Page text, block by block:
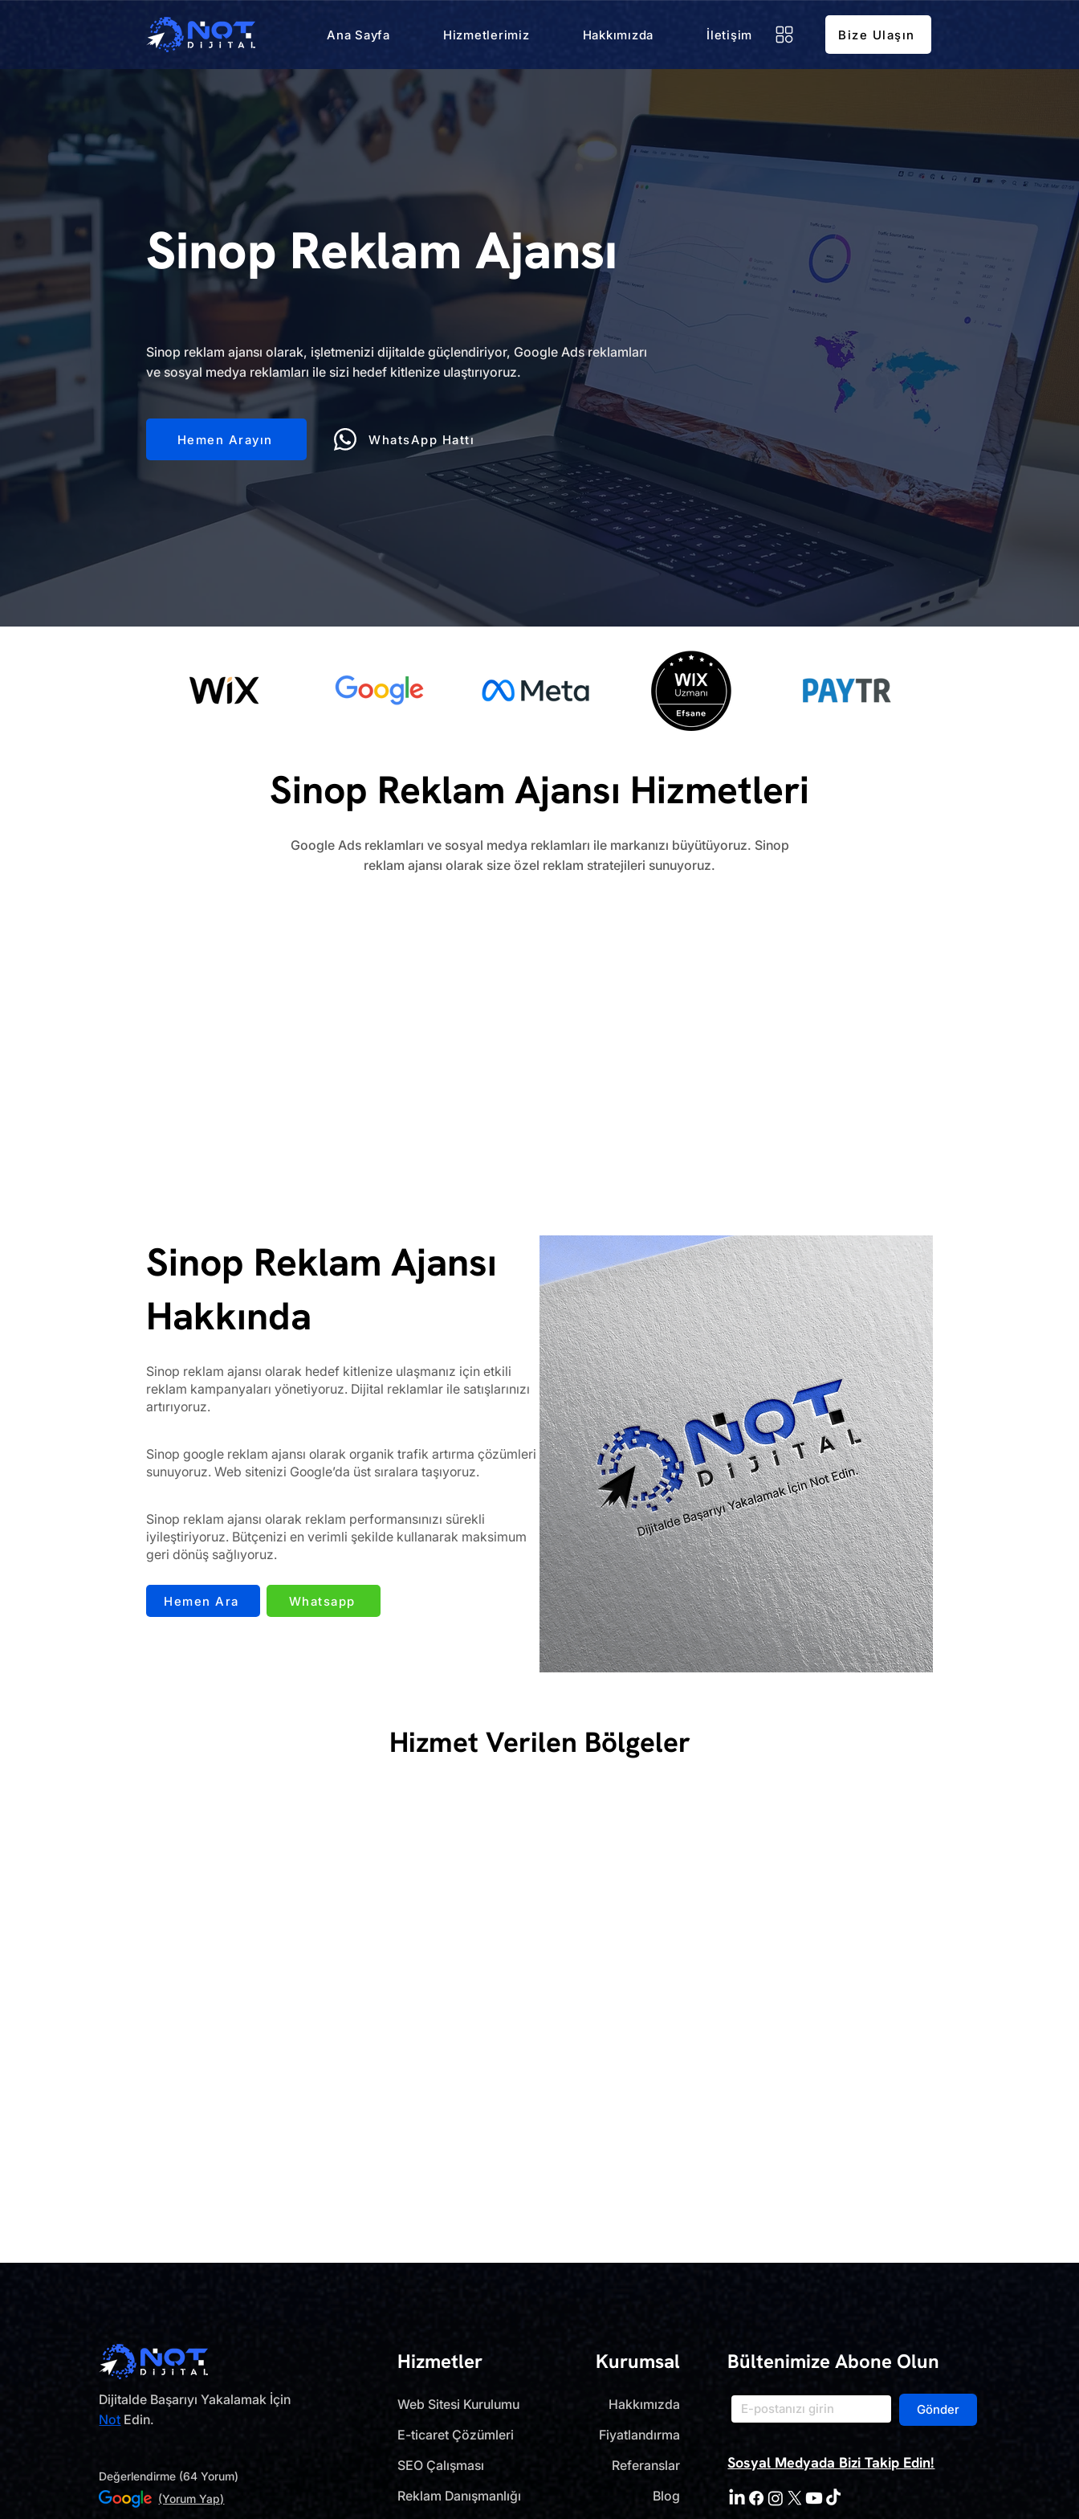
Ana Sayfa Hizmetlerimiz Hakkımızda İletişim Bize Ulaşın
Sinop Reklam Ajansı
Sinop reklam ajansı olarak, işletmenizi dijitalde güçlendiriyor, Google Ads reklamları
ve sosyal medya reklamları ile sizi hedef kitlenize ulaştırıyoruz.
Hemen Arayın WhatsApp Hattı
Sinop Reklam Ajansı Hizmetleri
Google Ads reklamları ve sosyal medya reklamları ile markanızı büyütüyoruz. Sinop
reklam ajansı olarak size özel reklam stratejileri sunuyoruz.
Sinop Reklam Ajansı
Hakkında
Sinop reklam ajansı olarak hedef kitlenize ulaşmanız için etkili
reklam kampanyaları yönetiyoruz. Dijital reklamlar ile satışlarınızı
artırıyoruz.
Sinop google reklam ajansı olarak organik trafik artırma çözümleri
sunuyoruz. Web sitenizi Google’da üst sıralara taşıyoruz.
Sinop reklam ajansı olarak reklam performansınızı sürekli
iyileştiriyoruz. Bütçenizi en verimli şekilde kullanarak maksimum
geri dönüş sağlıyoruz.
Hemen Ara Whatsapp
Hizmet Verilen Bölgeler
Dijitalde Başarıyı Yakalamak İçin
Not Edin.
Değerlendirme (64 Yorum)
(Yorum Yap)
Hizmetler Kurumsal
Web Sitesi Kurulumu
E-ticaret Çözümleri
SEO Çalışması
Reklam Danışmanlığı
Hakkımızda
Fiyatlandırma
Referanslar
Blog
Bültenimize Abone Olun
Gönder
Sosyal Medyada Bizi Takip Edin!